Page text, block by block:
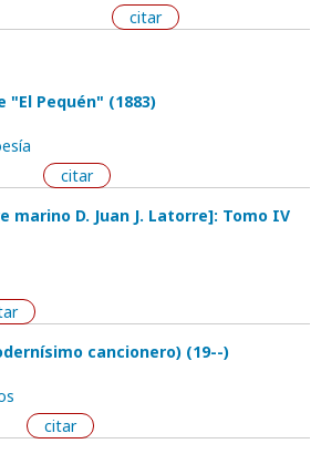
citar
"El Pequén" (1883)
citar
marino D. Juan J. Latorre]: Tomo IV
cancionero) (19--)
citar